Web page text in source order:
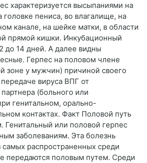
характеризуется высыпаниями на
пениса, во влагалище, на
канале, на шейке матки, в области
прямой кишки. Инкубационный
до 14 дней. А далее видны
Герпес на половом члене
зоне у мужчин) причиной своего
вируса ВПГ от
(больного или
генитальном, орально-
контактах. Факт Половой путь
Генитальный или половой герпес
заболеваниям. Эта болезнь
самых распространенных среди
передаются половым путем. Среди